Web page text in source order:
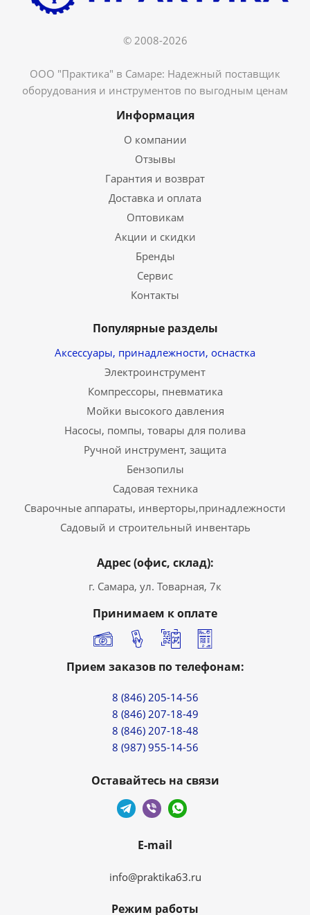
© 2008-2026
ООО "Практика" в Самаре: Надежный поставщик
оборудования и инструментов по выгодным ценам
Информация
О компании
Отзывы
Гарантия и возврат
Доставка и оплата
Оптовикам
Акции и скидки
Бренды
Сервис
Контакты
Популярные разделы
Аксессуары, принадлежности, оснастка
Электроинструмент
Компрессоры, пневматика
Мойки высокого давления
Насосы, помпы, товары для полива
Ручной инструмент, защита
Бензопилы
Садовая техника
Сварочные аппараты, инверторы,принадлежности
Садовый и строительный инвентарь
Адрес (офис, склад):
г. Самара, ул. Товарная, 7к
Принимаем к оплате
Прием заказов по телефонам:
8 (846) 205-14-56
8 (846) 207-18-49
8 (846) 207-18-48
8 (987) 955-14-56
Оставайтесь на связи
E-mail
info@praktika63.ru
Режим работы